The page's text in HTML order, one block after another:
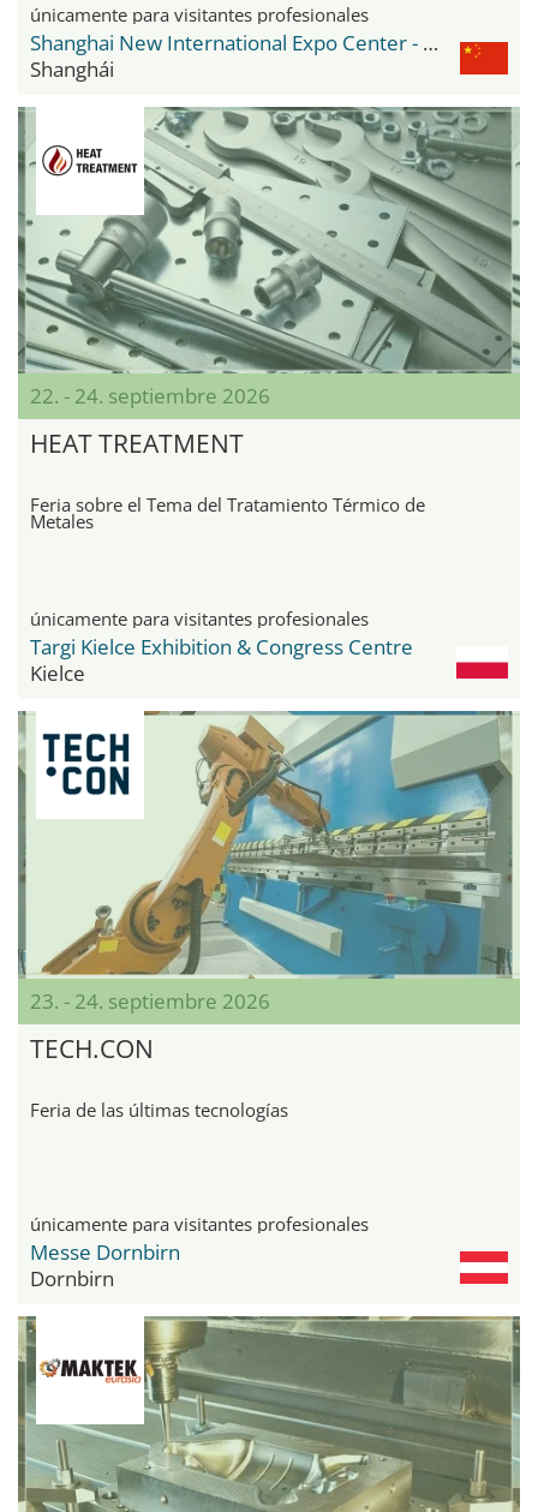
únicamente para visitantes profesionales
Shanghai New International Expo Center - SNIEC
Shanghái
22. - 24. septiembre 2026
HEAT TREATMENT
Feria sobre el Tema del Tratamiento Térmico de
Metales
únicamente para visitantes profesionales
Targi Kielce Exhibition & Congress Centre
Kielce
23. - 24. septiembre 2026
TECH.CON
Feria de las últimas tecnologías
únicamente para visitantes profesionales
Messe Dornbirn
Dornbirn